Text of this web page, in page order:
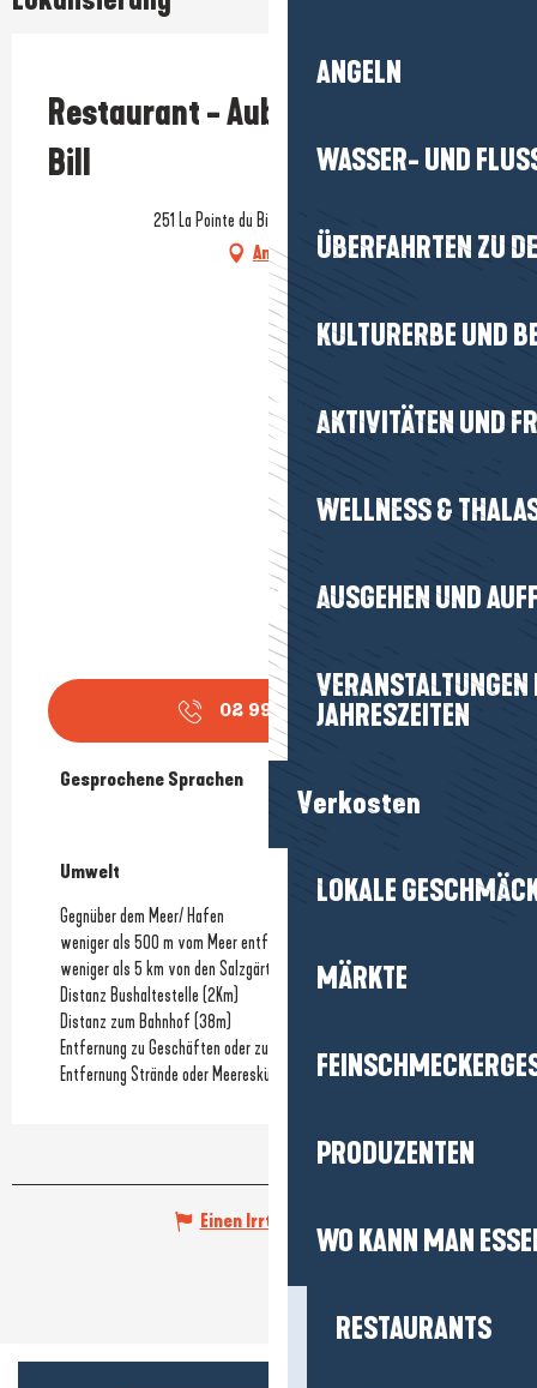
ANGELN
WASSER- UND
ÜBERFAHRTEN ZU
KULTURERBE UND
AKTIVITÄTEN UND
WELLNESS &
AUSGEHEN UND
JAHRESZEITEN
Verkosten
LOKALE
MÄRKTE
PRODUZENTEN
WO KANN MAN
RESTAURANTS
Restaurant - Auberge du gros
Bill
Prestataire engagé dans une démarche environnementale
251 La Pointe du Bile, 56760 Pénestin
Anfahrt
02 99 90 31 ▒▒
Gesprochene Sprachen
Gesprochene Sprachen
Umwelt
Umwelt
Gegnüber dem Meer/ Hafen
weniger als 500 m vom Meer entfernt
weniger als 5 km von den Salzgärten entfernt
Distanz Bushaltestelle (2Km)
Distanz zum Bahnhof (38m)
Entfernung zu Geschäften oder zum Stadtzentrum(4Km)
Entfernung Strände oder Meeresküste
(20m)
Einen Irrtum angeben